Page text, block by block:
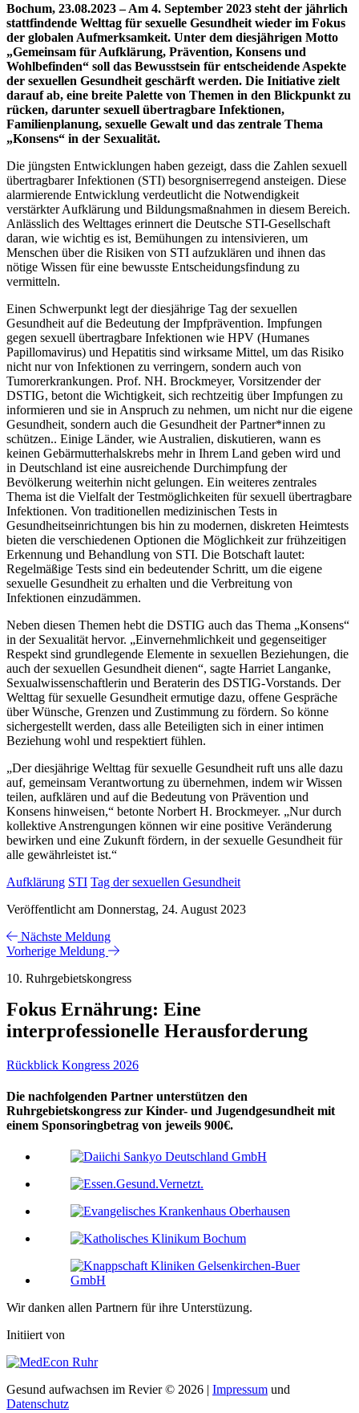
Bochum, 23.08.2023 – Am 4. September 2023 steht der jährlich
stattfindende Welttag für sexuelle Gesundheit wieder im Fokus
der globalen Aufmerksamkeit. Unter dem diesjährigen Motto
„Gemeinsam für Aufklärung, Prävention, Konsens und
Wohlbefinden“ soll das Bewusstsein für entscheidende Aspekte
der sexuellen Gesundheit geschärft werden. Die Initiative zielt
darauf ab, eine breite Palette von Themen in den Blickpunkt zu
rücken, darunter sexuell übertragbare Infektionen,
Familienplanung, sexuelle Gewalt und das zentrale Thema
„Konsens“ in der Sexualität.
Die jüngsten Entwicklungen haben gezeigt, dass die Zahlen sexuell
übertragbarer Infektionen (STI) besorgniserregend ansteigen. Diese
alarmierende Entwicklung verdeutlicht die Notwendigkeit
verstärkter Aufklärung und Bildungsmaßnahmen in diesem Bereich.
Anlässlich des Welttages erinnert die Deutsche STI-Gesellschaft
daran, wie wichtig es ist, Bemühungen zu intensivieren, um
Menschen über die Risiken von STI aufzuklären und ihnen das
nötige Wissen für eine bewusste Entscheidungsfindung zu
vermitteln.
Einen Schwerpunkt legt der diesjährige Tag der sexuellen
Gesundheit auf die Bedeutung der Impfprävention. Impfungen
gegen sexuell übertragbare Infektionen wie HPV (Humanes
Papillomavirus) und Hepatitis sind wirksame Mittel, um das Risiko
nicht nur von Infektionen zu verringern, sondern auch von
Tumorerkrankungen. Prof. NH. Brockmeyer, Vorsitzender der
DSTIG, betont die Wichtigkeit, sich rechtzeitig über Impfungen zu
informieren und sie in Anspruch zu nehmen, um nicht nur die eigene
Gesundheit, sondern auch die Gesundheit der Partner*innen zu
schützen.. Einige Länder, wie Australien, diskutieren, wann es
keinen Gebärmutterhalskrebs mehr in Ihrem Land geben wird und
in Deutschland ist eine ausreichende Durchimpfung der
Bevölkerung weiterhin nicht gelungen. Ein weiteres zentrales
Thema ist die Vielfalt der Testmöglichkeiten für sexuell übertragbare
Infektionen. Von traditionellen medizinischen Tests in
Gesundheitseinrichtungen bis hin zu modernen, diskreten Heimtests
bieten die verschiedenen Optionen die Möglichkeit zur frühzeitigen
Erkennung und Behandlung von STI. Die Botschaft lautet:
Regelmäßige Tests sind ein bedeutender Schritt, um die eigene
sexuelle Gesundheit zu erhalten und die Verbreitung von
Infektionen einzudämmen.
Neben diesen Themen hebt die DSTIG auch das Thema „Konsens“
in der Sexualität hervor. „Einvernehmlichkeit und gegenseitiger
Respekt sind grundlegende Elemente in sexuellen Beziehungen, die
auch der sexuellen Gesundheit dienen“, sagte Harriet Langanke,
Sexualwissenschaftlerin und Beraterin des DSTIG-Vorstands. Der
Welttag für sexuelle Gesundheit ermutige dazu, offene Gespräche
über Wünsche, Grenzen und Zustimmung zu fördern. So könne
sichergestellt werden, dass alle Beteiligten sich in einer intimen
Beziehung wohl und respektiert fühlen.
„Der diesjährige Welttag für sexuelle Gesundheit ruft uns alle dazu
auf, gemeinsam Verantwortung zu übernehmen, indem wir Wissen
teilen, aufklären und auf die Bedeutung von Prävention und
Konsens hinweisen,“ betonte Norbert H. Brockmeyer. „Nur durch
kollektive Anstrengungen können wir eine positive Veränderung
bewirken und eine Zukunft fördern, in der sexuelle Gesundheit für
alle gewährleistet ist.“
Aufklärung STI Tag der sexuellen Gesundheit
Veröffentlicht am Donnerstag, 24. August 2023
Nächste Meldung
Vorherige Meldung
10. Ruhrgebietskongress
Fokus Ernährung: Eine
interprofessionelle Herausforderung
Rückblick Kongress 2026
Die nachfolgenden Partner unterstützen den
Ruhrgebietskongress zur Kinder- und Jugendgesundheit mit
einem Sponsoringbetrag von jeweils 900€.
Wir danken allen Partnern für ihre Unterstüzung.
Initiiert von
Gesund aufwachsen im Revier © 2026 | Impressum und
Datenschutz